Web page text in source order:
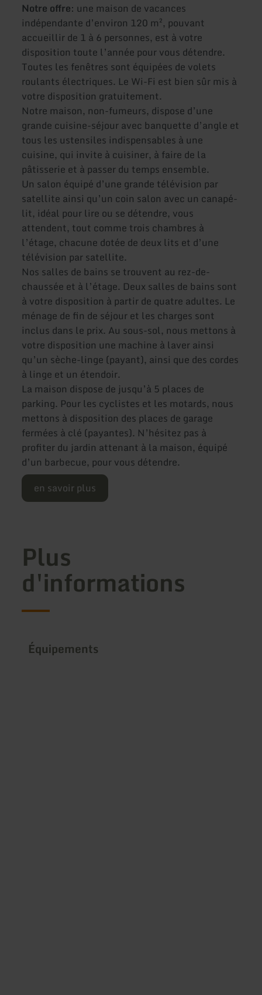
Notre offre: une maison de vacances
indépendante d’environ 120 m², pouvant
accueillir de 1 à 6 personnes, est à votre
disposition toute l’année pour vous détendre.
Toutes les fenêtres sont équipées de volets
roulants électriques. Le Wi-Fi est bien sûr mis à
votre disposition gratuitement.
Notre maison, non-fumeurs, dispose d’une
grande cuisine-séjour avec banquette d’angle et
tous les ustensiles indispensables à une
cuisine, qui invite à cuisiner, à faire de la
pâtisserie et à passer du temps ensemble.
Un salon équipé d’une grande télévision par
satellite ainsi qu’un coin salon avec un canapé-
lit, idéal pour lire ou se détendre, vous
attendent, tout comme trois chambres à
l’étage, chacune dotée de deux lits et d’une
télévision par satellite.
Nos salles de bains se trouvent au rez-de-
chaussée et à l’étage. Deux salles de bains sont
à votre disposition à partir de quatre adultes. Le
ménage de fin de séjour et les charges sont
inclus dans le prix. Au sous-sol, nous mettons à
votre disposition une machine à laver ainsi
qu’un sèche-linge (payant), ainsi que des cordes
à linge et un étendoir.
La maison dispose de jusqu’à 5 places de
parking. Pour les cyclistes et les motards, nous
mettons à disposition des places de garage
fermées à clé (payantes). N’hésitez pas à
profiter du jardin attenant à la maison, équipé
d’un barbecue, pour vous détendre.
en savoir plus
Plus
d'informations
Équipements